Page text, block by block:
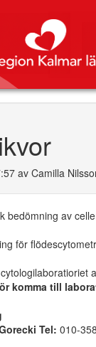
av Camilla
bedömning av
för
komma till
Tel: 010-